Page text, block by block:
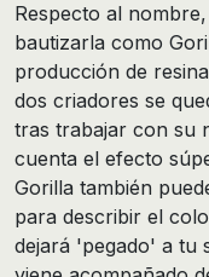
Respecto al
bautizarla como
producción de
dos criadores se
tras trabajar con su
cuenta el efecto
Gorilla también
para describir el
dejará 'pegado' a tu